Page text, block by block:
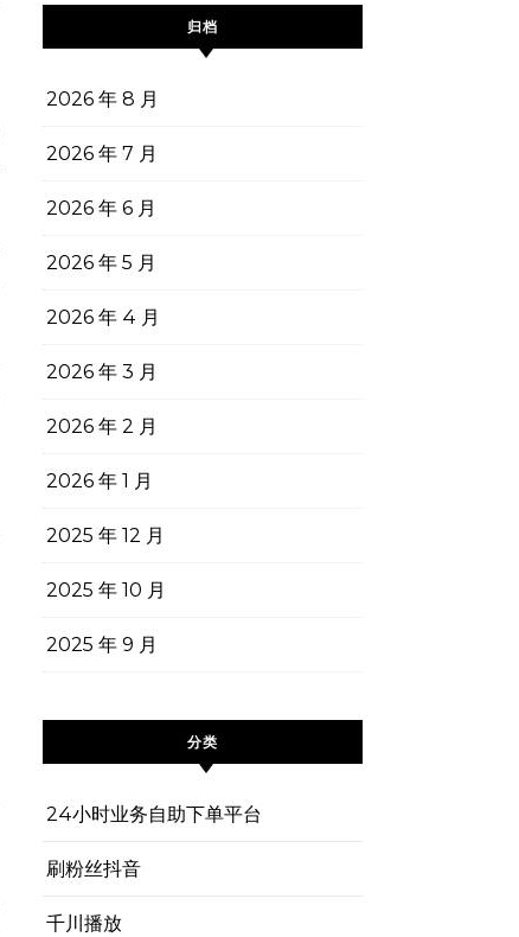
归档
2026 年 8 月
2026 年 7 月
2026 年 6 月
2026 年 5 月
2026 年 4 月
2026 年 3 月
2026 年 2 月
2026 年 1 月
2025 年 12 月
2025 年 10 月
2025 年 9 月
分类
24小时业务自助下单平台
刷粉丝抖音
千川播放